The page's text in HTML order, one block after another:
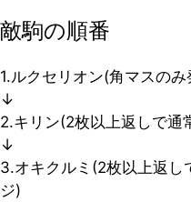
敵駒の順番
1.ルクセリオン(角マスの
↓
2.キリン(2枚以上返しで通
↓
3.オキクルミ(2枚以上返し
ジ)